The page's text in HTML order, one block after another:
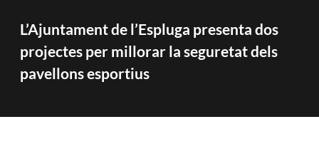
L’Ajuntament de l’Espluga presenta dos
projectes per millorar la seguretat dels
pavellons esportius